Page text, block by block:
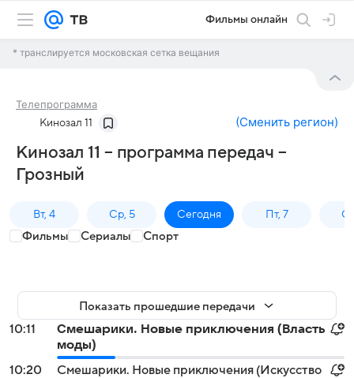
Фильмы онлайн
* транслируется московская сетка вещания
Телепрограмма
Кинозал 11 (Сменить регион)
Кинозал 11 – программа передач –
Грозный
Вт, 4 Ср, 5 Сегодня Пт, 7
Фильмы Сериалы Спорт
Показать прошедшие передачи
10:11
Смешарики. Новые приключения (Власть
моды)
10:20
Смешарики. Новые приключения (Искусство